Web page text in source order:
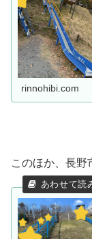
rinnohibi.com
このほか、長野